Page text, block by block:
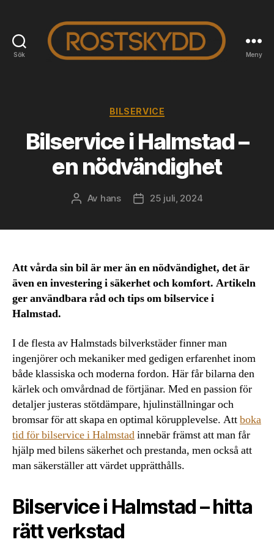
Sök Meny
Kategorier
BILSERVICE
Bilservice i Halmstad –
en nödvändighet
Inläggsförfattare
Av hans Inläggsdatum
25 juli, 2024
Att vårda sin bil är mer än en nödvändighet, det är
även en investering i säkerhet och komfort. Artikeln
ger användbara råd och tips om bilservice i
Halmstad.
I de flesta av Halmstads bilverkstäder finner man
ingenjörer och mekaniker med gedigen erfarenhet inom
både klassiska och moderna fordon. Här får bilarna den
kärlek och omvårdnad de förtjänar. Med en passion för
detaljer justeras stötdämpare, hjulinställningar och
bromsar för att skapa en optimal körupplevelse. Attboka
tid för bilservice i Halmstadinnebär främst att man får
hjälp med bilens säkerhet och prestanda, men också att
man säkerställer att värdet upprätthålls.
Bilservice i Halmstad – hitta
rätt verkstad